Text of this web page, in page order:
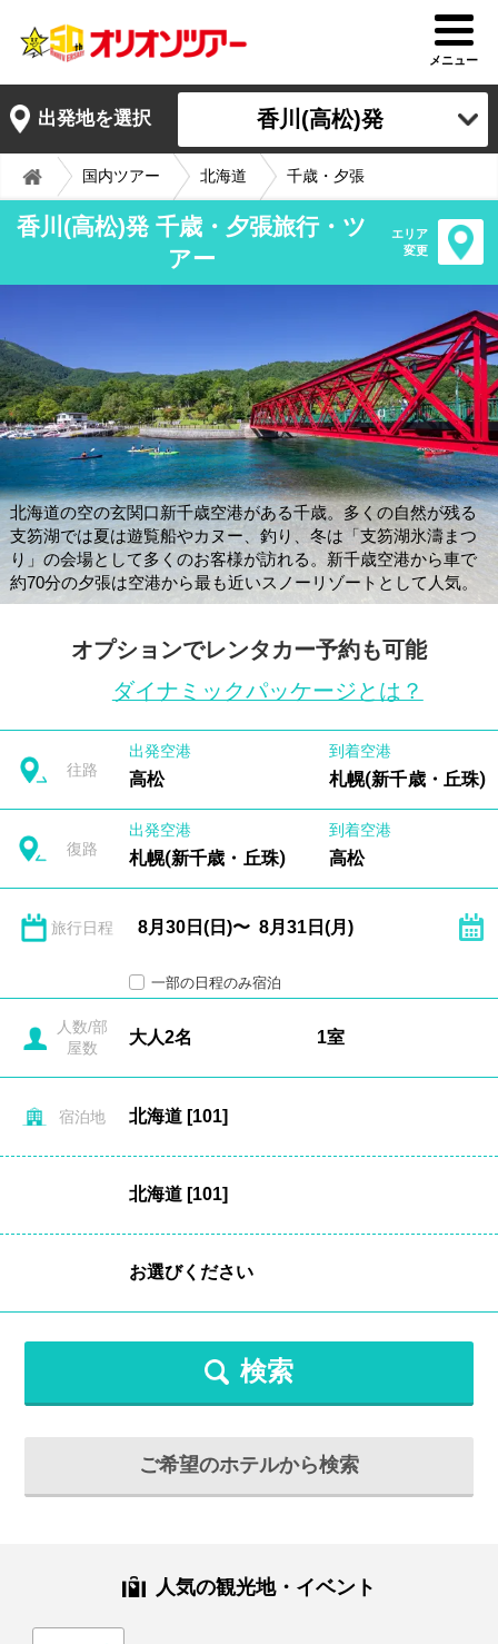
メニュー
出発地を選択 香川(高松)発
国内ツアー 北海道 千歳・夕張
香川(高松)発 千歳・夕張旅行・ツ
アー
エリア
変更
北海道の空の玄関口新千歳空港がある千歳。多くの自然が残る
支笏湖では夏は遊覧船やカヌー、釣り、冬は「支笏湖氷濤まつ
り」の会場として多くのお客様が訪れる。新千歳空港から車で
約70分の夕張は空港から最も近いスノーリゾートとして人気。
オプションでレンタカー予約も可能
ダイナミックパッケージとは？
往路
出発空港
高松
到着空港
札幌(新千歳・丘珠)
復路
出発空港
札幌(新千歳・丘珠)
到着空港
高松
旅行日程
一部の日程のみ宿泊
人数/部
屋数
宿泊地
検索
ご希望のホテルから検索
人気の観光地・イベント